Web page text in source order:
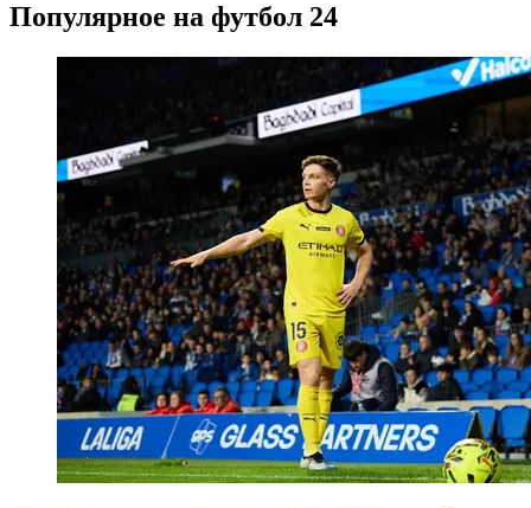
Популярное на футбол 24